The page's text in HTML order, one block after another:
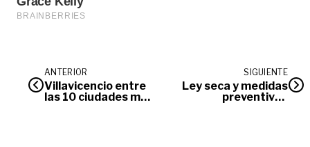
ANTERIOR
Villavicencio entre
las 10 ciudades más
SIGUIENTE
Ley seca y medidas
preventivas